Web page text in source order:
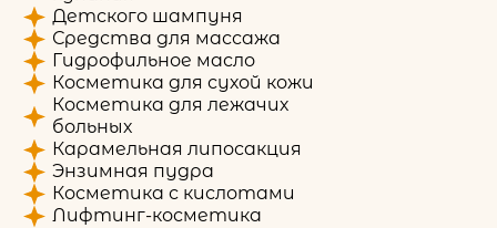
Детского шампуня
Средства для массажа
Гидрофильное масло
Косметика для сухой кожи
Косметика для лежачих
больных
Карамельная липосакция
Энзимная пудра
Косметика с кислотами
Лифтинг-косметика